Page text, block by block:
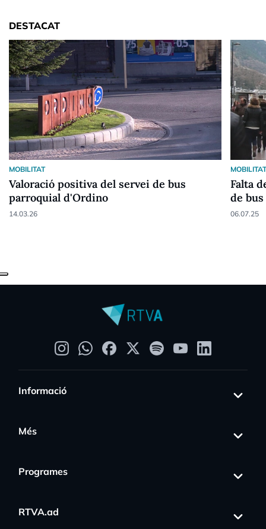
DESTACAT
MOBILITAT
Valoració positiva del servei de bus
parroquial d'Ordino
14.03.26
Falta
de bus
06.07.25
Informació
Més
Programes
RTVA.ad